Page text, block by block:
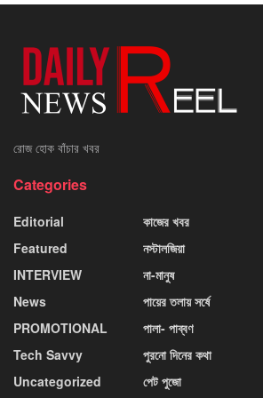
রোজ হোক বাঁচার খবর
Categories
Editorial
Featured
INTERVIEW
News
PROMOTIONAL
Tech Savvy
Uncategorized
কাজের খবর
নস্টালজিয়া
না-মানুষ
পায়ের তলায় সর্ষে
পালা- পাব্বণ
পুরনো দিনের কথা
পেট পুজো